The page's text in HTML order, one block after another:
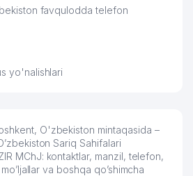
YOSHLAR TELEKLUBI
643 м
TA'LIM
648 м
favqulodda telefon
yo'nalishlari
O'zbekiston mintaqasida –
Sariq Sahifalari
MChJ: kontaktlar, manzil, telefon,
va boshqa qo’shimcha